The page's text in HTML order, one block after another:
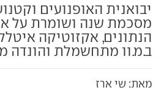
יבואנית האופנועים
מסכמת שנה ושומרת על
הנתונים, אקזוטיקה
ב.מ.וו מתחשמלת והונדה
מאת: שי ארז